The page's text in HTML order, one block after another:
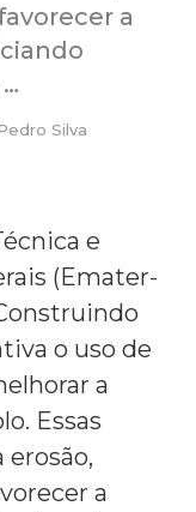
a
Pedro Silva
e
(Emater-
o uso de
a
Essas
a